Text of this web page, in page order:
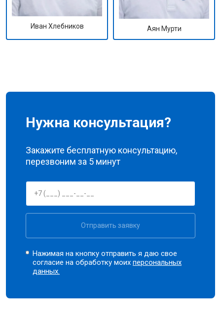
Иван Хлебников Аян Мурти
Нужна консультация?
Закажите бесплатную консультацию,
перезвоним за 5 минут
Отправить заявку
Нажимая на кнопку отправить я даю свое
согласие на обработку моихперсональных
данных.